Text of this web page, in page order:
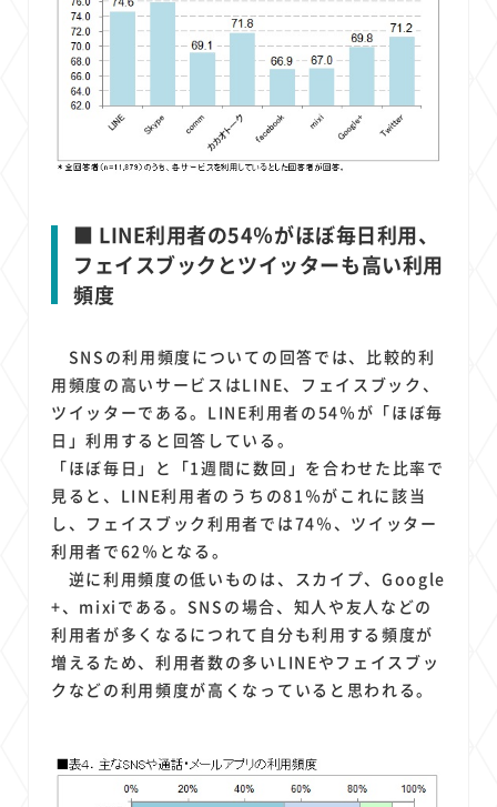
■ LINE利用者の54％がほぼ毎日利用、
フェイスブックとツイッターも高い利用
頻度
SNSの利用頻度についての回答では、比較的利
用頻度の高いサービスはLINE、フェイスブック、
ツイッターである。LINE利用者の54％が「ほぼ毎
日」利用すると回答している。
「ほぼ毎日」と「1週間に数回」を合わせた比率で
見ると、LINE利用者のうちの81％がこれに該当
し、フェイスブック利用者では74％、ツイッター
利用者で62％となる。
逆に利用頻度の低いものは、スカイプ、Google
+、mixiである。SNSの場合、知人や友人などの
利用者が多くなるにつれて自分も利用する頻度が
増えるため、利用者数の多いLINEやフェイスブッ
クなどの利用頻度が高くなっていると思われる。